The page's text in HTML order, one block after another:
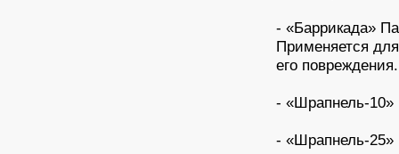
- «Баррикада»
Применяется
его повреждения.
- «Шрапнель-10»
- «Шрапнель-25»